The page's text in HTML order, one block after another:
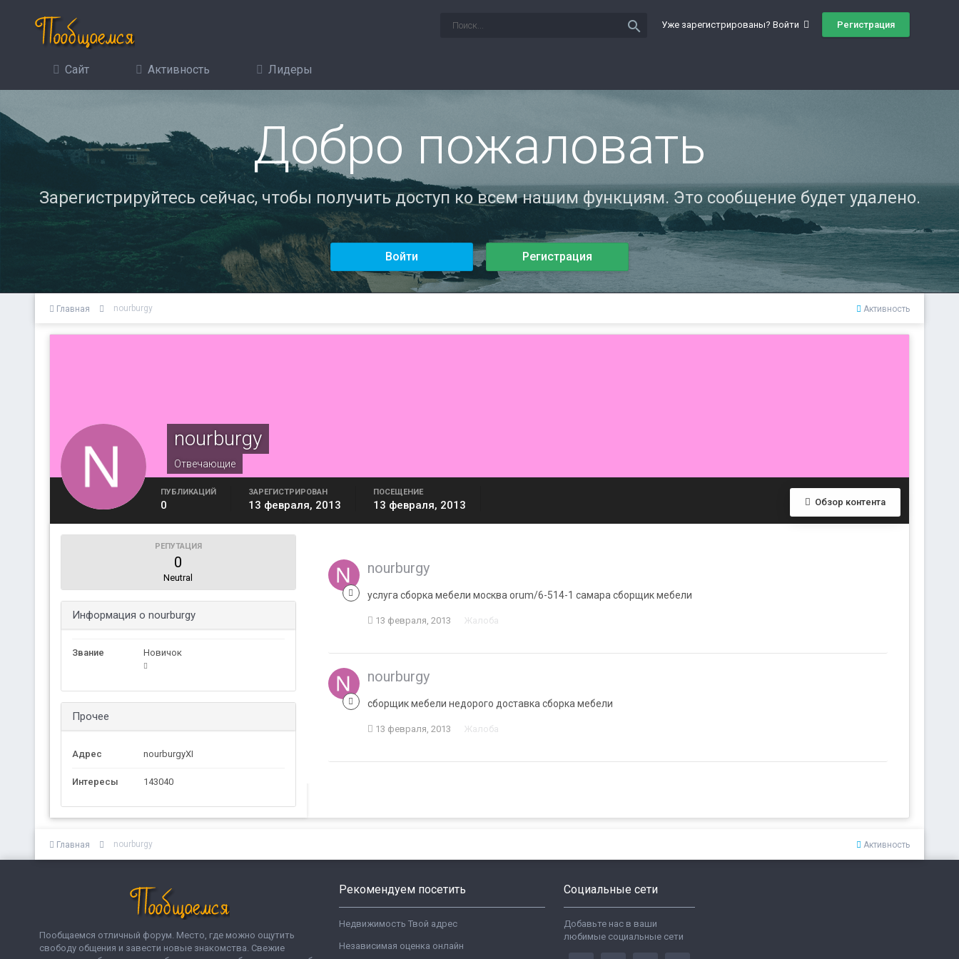
Уже зарегистрированы? Войти Регистрация
search
Сайт Активность Лидеры
Добро пожаловать
Зарегистрируйтесь сейчас, чтобы получить доступ ко всем нашим функциям. Это сообщение будет удалено.
Войти Регистрация
Активность
Главная nourburgy
nourburgy
Отвечающие
Обзор контента
ПУБЛИКАЦИЙ
0
ЗАРЕГИСТРИРОВАН
13 февраля, 2013
ПОСЕЩЕНИЕ
13 февраля, 2013
РЕПУТАЦИЯ
0
Neutral
Информация о nourburgy
Звание Новичок
Прочее
Адрес nourburgyXI
Интересы 143040
nourburgy
услуга сборка мебели москва orum/6-514-1 самара сборщик мебели
13 февраля, 2013 Жалоба
nourburgy
сборщик мебели недорого доставка сборка мебели
13 февраля, 2013 Жалоба
Активность
Главная nourburgy
Пообщаемся отличный форум. Место, где можно ощутить
свободу общения и завести новые знакомства. Свежие
Рекомендуем посетить
Недвижимость Твой адрес
Независимая оценка онлайн
Социальные сети
Добавьте нас в ваши
любимые социальные сети